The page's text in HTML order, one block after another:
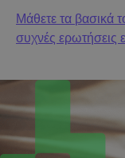
Μάθετε τα βασικά
συχνές ερωτήσεις